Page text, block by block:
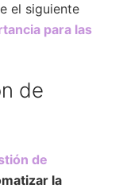
el siguiente
para las
de
de
la